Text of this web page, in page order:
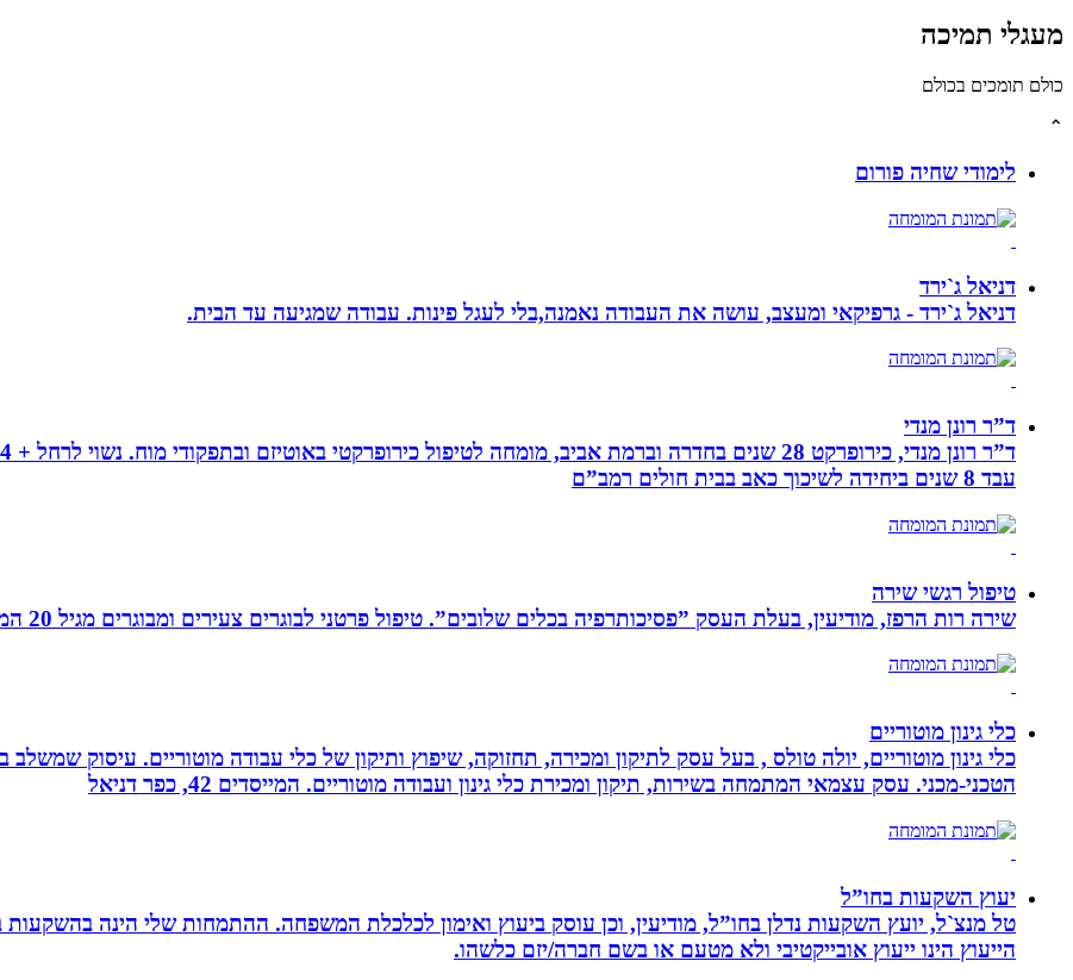
מעגלי תמיכה
כולם תומכים בכולם
⌃
לימודי שחיה פורום
דניאל ג`ירד
דניאל ג`ירד - גרפיקאי ומעצב, עושה את העבודה נאמנה,בלי לעגל פינות. עבודה שמגיעה עד הבית.
ד”ר רונן מנדי
עבד 8 שנים ביחידה לשיכוך כאב בבית חולים רמב”ם
טיפול רגשי שירה
שירה רות הרפז, מודיעין, בעלת העסק ”פסיכותרפיה בכלים שלובים”. טיפול פרטני לבוגרים צעירים ומבוגרים מגיל 20 המתמודדים עם קשיים במישור האישי, המקצועי והחברתי.
כלי גינון מוטוריים
כלי גינון מוטוריים, יולה טולס , בעל עסק לתיקון ומכירה, תחזוקה, שיפוץ ותיקון של כלי עבודה מוטוריים. עיסוק
הטכני-מכני. עסק עצמאי המתמחה בשירות, תיקון ומכירת כלי גינון ועבודה מוטוריים. המייסדים 42, כפר דניאל
יעוץ השקעות בחו”ל
טל מנצ`ל, יועץ השקעות נדלן בחו”ל, מודיעין, וכן עוסק ביעוץ ואימון לכלכלת המשפחה. ההתמחות שלי הינה
הייעוץ הינו ייעוץ אובייקטיבי ולא מטעם או בשם חברה/יזם כלשהו.